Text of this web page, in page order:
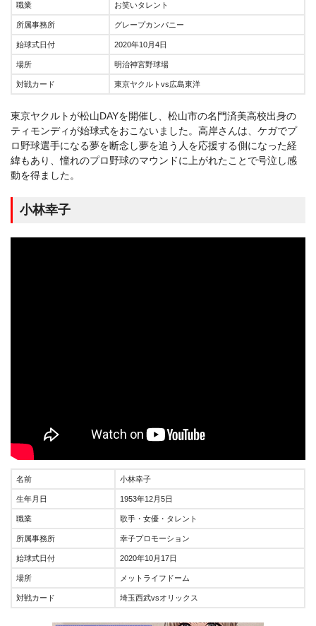
職業 お笑いタレント
所属事務所 グレープカンパニー
始球式日付 2020年10月4日
場所 明治神宮野球場
対戦カード 東京ヤクルトvs広島東洋
東京ヤクルトが松山DAYを開催し、松山市の名門済美高校出身の
ティモンディが始球式をおこないました。高岸さんは、ケガでプ
ロ野球選手になる夢を断念し夢を追う人を応援する側になった経
緯もあり、憧れのプロ野球のマウンドに上がれたことで号泣し感
動を得ました。
小林幸子
名前 小林幸子
生年月日 1953年12月5日
職業 歌手・女優・タレント
所属事務所 幸子プロモーション
始球式日付 2020年10月17日
場所 メットライフドーム
対戦カード 埼玉西武vsオリックス